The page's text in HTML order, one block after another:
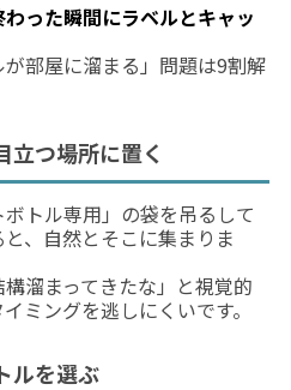
った瞬間にラベルとキャッ
部屋に溜まる」問題は9割解
立つ場所に置く
トル専用」の袋を吊るして
、自然とそこに集まりま
溜まってきたな」と視覚的
ミングを逃しにくいです。
ルを選ぶ